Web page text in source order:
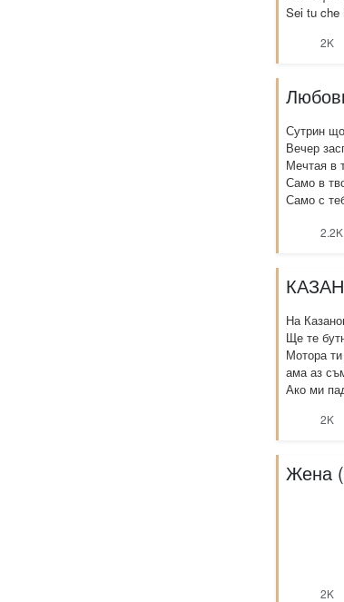
Sei tu che
2K
Сутрин
Вечер
Мечтая в
Само в
Само с
2.2K
На
Ще те
Мотора
ама аз
Ако ми
2K
Жена
2K